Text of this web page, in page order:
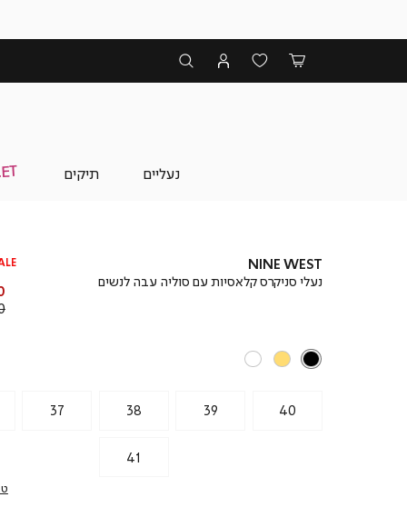
נעליים תיקים
NINE WEST
נעלי סניקרס קלאסיות עם סוליה עבה לנשים
37 38 39 40
41